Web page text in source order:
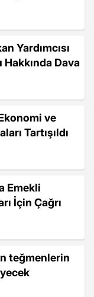
Yardımcısı
Hakkında Dava
ve
Tartışıldı
Emekli
İçin Çağrı
teğmenlerin